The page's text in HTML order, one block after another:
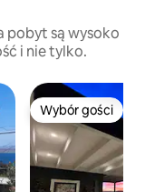
pobyt są wysoko
i nie tylko.
Wybór gości
Wybór gości